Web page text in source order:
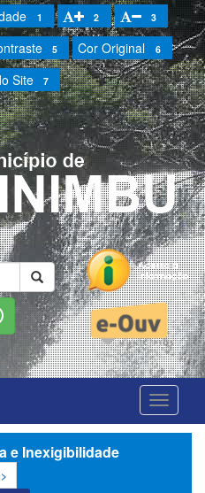
1 2 3
5 Cor Original 6
Site 7
e Inexigibilidade